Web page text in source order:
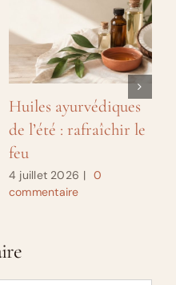
Huiles ayurvédiques
de l’été : rafraîchir le
feu
4 juillet 2026 | 0
commentaire